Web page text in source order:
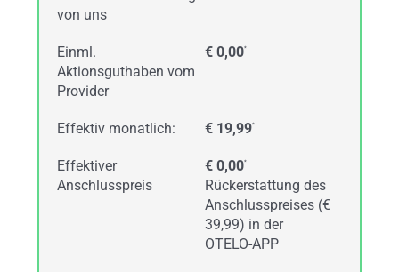
von uns
Einml.
Aktionsguthaben vom
Provider
€ 0,00*
Effektiv monatlich: € 19,99*
Effektiver
Anschlusspreis
€ 0,00*
Rückerstattung des
Anschlusspreises (€
39,99) in der
OTELO-APP